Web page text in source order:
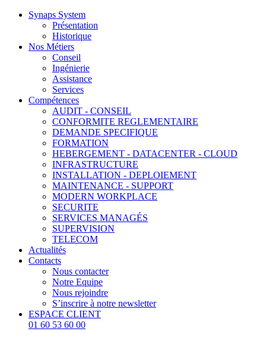
Synaps System
Présentation
Historique
Nos Métiers
Conseil
Ingénierie
Assistance
Services
Compétences
AUDIT - CONSEIL
CONFORMITE REGLEMENTAIRE
DEMANDE SPECIFIQUE
FORMATION
HEBERGEMENT - DATACENTER - CLOUD
INFRASTRUCTURE
INSTALLATION - DEPLOIEMENT
MAINTENANCE - SUPPORT
MODERN WORKPLACE
SECURITE
SERVICES MANAGÉS
SUPERVISION
TELECOM
Actualités
Contacts
Nous contacter
Notre Equipe
Nous rejoindre
S’inscrire à notre newsletter
ESPACE CLIENT
01 60 53 60 00